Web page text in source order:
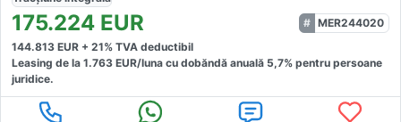
175.224 EUR
MER244020
144.813 EUR + 21% TVA deductibil
Leasing de la 1.763 EUR/luna cu dobăndă anuală 5,7% pentru persoane
juridice.